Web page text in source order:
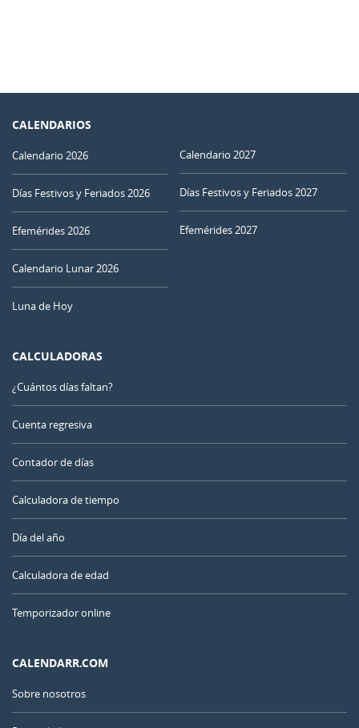
CALENDARIOS
Calendario 2026
Días Festivos y Feriados 2026
Efemérides 2026
Calendario Lunar 2026
Luna de Hoy
Calendario 2027
Días Festivos y Feriados 2027
Efemérides 2027
CALCULADORAS
¿Cuántos días faltan?
Cuenta regresiva
Contador de días
Calculadora de tiempo
Día del año
Calculadora de edad
Temporizador online
CALENDARR.COM
Sobre nosotros